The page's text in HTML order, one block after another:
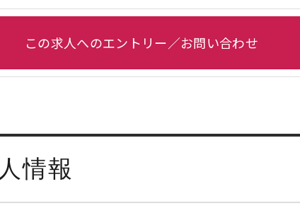
この求人へのエントリー／お問い合わせ
情報